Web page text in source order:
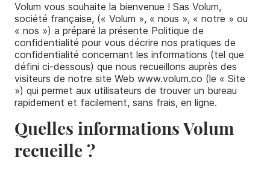
Brokers
Proposez les meilleures offres de bureaux à
vos clients.
Nos réalisations
Nos outils
Volum vous souhaite la bienvenue ! Sas Volum,
société française, (« Volum », « nous », « notre » ou
« nos ») a préparé la présente Politique de
confidentialité pour vous décrire nos pratiques de
confidentialité concernant les informations (tel que
défini ci-dessous) que nous recueillons auprès des
visiteurs de notre site Web www.volum.co (le « Site
») qui permet aux utilisateurs de trouver un bureau
rapidement et facilement, sans frais, en ligne.
Quelles informations Volum
recueille ?